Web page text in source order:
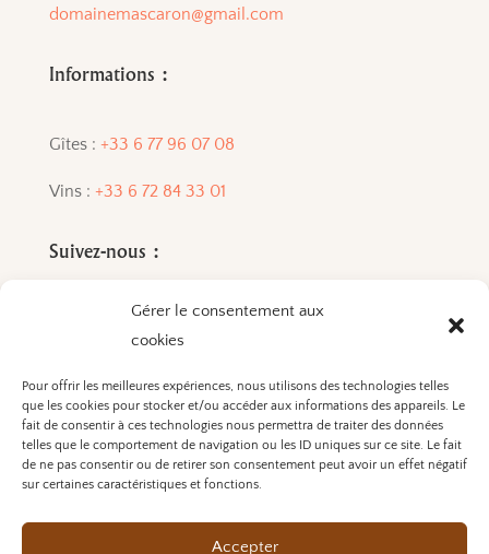
Gérer le consentement aux
cookies
Pour offrir les meilleures expériences, nous utilisons des technologies telles
que les cookies pour stocker et/ou accéder aux informations des appareils. Le
fait de consentir à ces technologies nous permettra de traiter des données
telles que le comportement de navigation ou les ID uniques sur ce site. Le fait
de ne pas consentir ou de retirer son consentement peut avoir un effet négatif
sur certaines caractéristiques et fonctions.
Accepter
domainemascaron@gmail.com
Informations :
Gîtes : +33 6 77 96 07 08
Vins : +33 6 72 84 33 01
Suivez-nous :
L’ABUS D’ALCOOL EST
DANGEREUX POUR LA SANTÉ. A
CONSOMMER AVEC
MODÉRATION.